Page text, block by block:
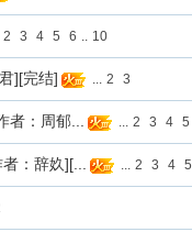
2 3 4 5 6 .. 10
][完结] ... 2 3
：周郁... ... 2 3 4 5
：辞奺][... ... 2 3 4 5